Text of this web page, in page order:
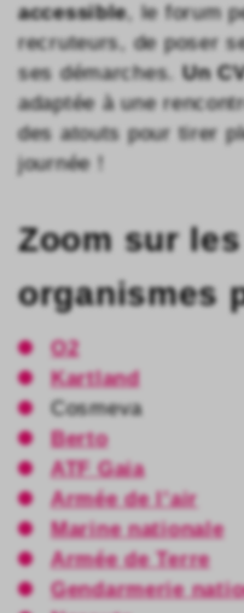
accessible, le forum
recruteurs, de poser
ses démarches. Un
adaptée à une
des atouts pour tirer
journée !
Zoom sur
organismes
O2
Kartland
Cosmeva
Berto
ATF Gaia
Armée de l’air
Marine nationale
Armée de Terre
Gendarmerie